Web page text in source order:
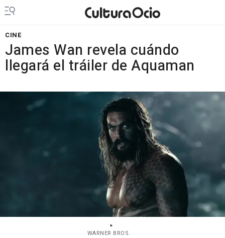
CINE
James Wan revela cuándo
llegará el tráiler de Aquaman
WARNER BROS.